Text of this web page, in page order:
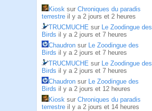
Kiosk sur Chroniques du paradis
terrestre il y a 2 jours et 2 heures
TRUCMUCHE sur Le Zoodingue des
Birds il y a 2 jours et 7 heures
Chaudron sur Le Zoodingue des
Birds il y a 2 jours et 7 heures
TRUCMUCHE sur Le Zoodingue des
Birds il y a 2 jours et 7 heures
Chaudron sur Le Zoodingue des
Birds il y a 2 jours et 12 heures
Kiosk sur Chroniques du paradis
terrestre il y a 2 jours et 14 heures